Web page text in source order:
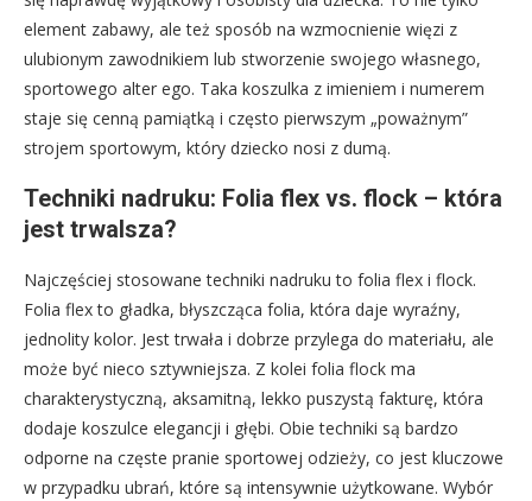
element zabawy, ale też sposób na wzmocnienie więzi z
ulubionym zawodnikiem lub stworzenie swojego własnego,
sportowego alter ego. Taka koszulka z imieniem i numerem
staje się cenną pamiątką i często pierwszym „poważnym”
strojem sportowym, który dziecko nosi z dumą.
Techniki nadruku: Folia flex vs. flock – która
jest trwalsza?
Najczęściej stosowane techniki nadruku to folia flex i flock.
Folia flex to gładka, błyszcząca folia, która daje wyraźny,
jednolity kolor. Jest trwała i dobrze przylega do materiału, ale
może być nieco sztywniejsza. Z kolei folia flock ma
charakterystyczną, aksamitną, lekko puszystą fakturę, która
dodaje koszulce elegancji i głębi. Obie techniki są bardzo
odporne na częste pranie sportowej odzieży, co jest kluczowe
w przypadku ubrań, które są intensywnie użytkowane. Wybór